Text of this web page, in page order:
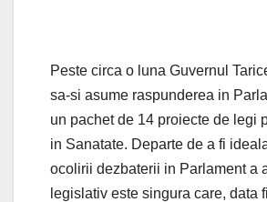
Peste circa o luna Guvernul
sa-si asume raspunderea in
un pachet de 14 proiecte de legi
in Sanatate. Departe de a fi
ocolirii dezbaterii in Parlament a
legislativ este singura care, data